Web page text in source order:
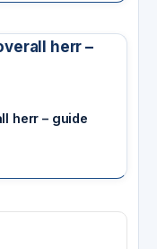
herr – guide